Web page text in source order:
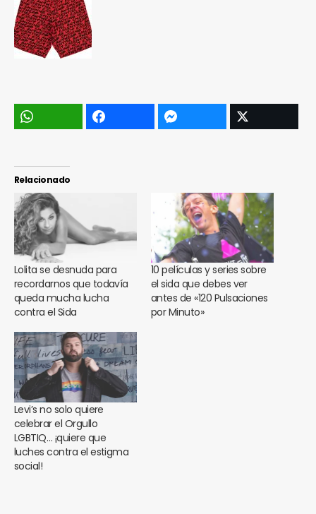
Relacionado
Lolita se desnuda para
recordarnos que todavía
queda mucha lucha
contra el Sida
10 películas y series sobre
el sida que debes ver
antes de «120 Pulsaciones
por Minuto»
Levi’s no solo quiere
celebrar el Orgullo
LGBTIQ… ¡quiere que
luches contra el estigma
social!